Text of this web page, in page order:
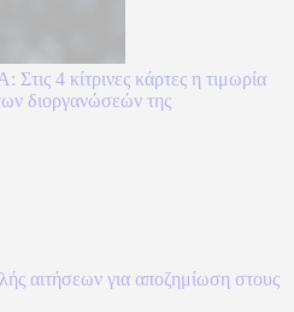
4 κίτρινες κάρτες η τιμωρία
διοργανώσεών της
αιτήσεων για αποζημίωση στους